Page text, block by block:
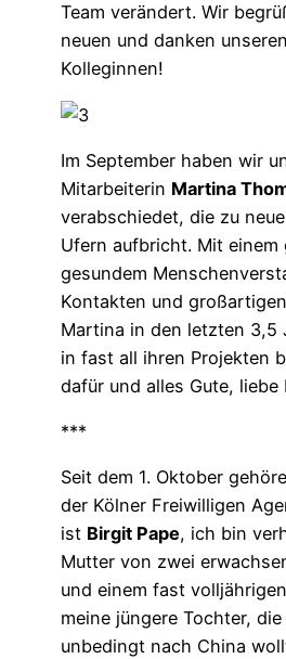
Team verändert. Wir
neuen und danken
Kolleginnen!
Im September haben wir
Mitarbeiterin Martina
verabschiedet, die zu
Ufern aufbricht. Mit einem
gesundem
Kontakten und
Martina in den letzten 3,5
in fast all ihren Projekten
dafür und alles Gute, liebe
***
Seit dem 1. Oktober
der Kölner Freiwilligen
ist Birgit Pape, ich bin
Mutter von zwei
und einem fast
meine jüngere Tochter,
unbedingt nach China